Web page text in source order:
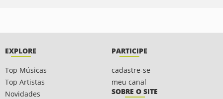
EXPLORE
Top Músicas
Top Artistas
Novidades
PARTICIPE
cadastre-se
meu canal
SOBRE O SITE